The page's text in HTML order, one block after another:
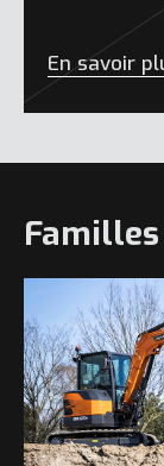
En savoir